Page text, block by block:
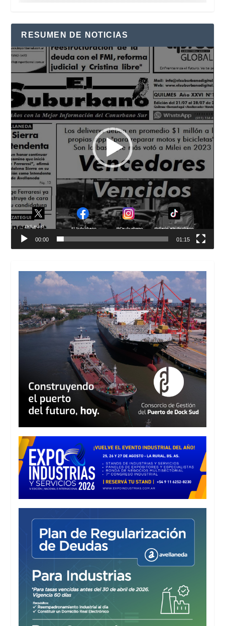
RESUMEN DE NOTICIAS
Reproductor
de
vídeo
00:00 01:15